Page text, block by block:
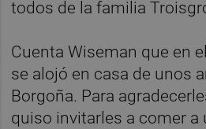
todos de la familia
Cuenta Wiseman que en
se alojó en casa de unos
Borgoña. Para
quiso invitarles a comer a